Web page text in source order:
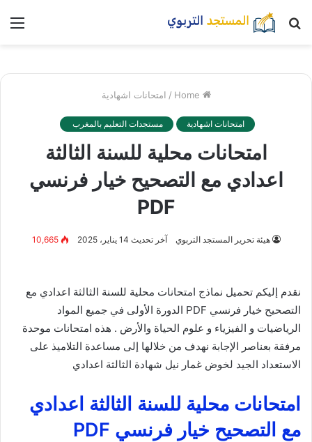
بحث
/ امتحانات اشهادية
امتحانات اشهادية مستجدات التعليم بالمغرب
امتحانات محلية للسنة الثالثة
اعدادي مع التصحيح خيار فرنسي
PDF
هيئة تحرير المستجد التربوي آخر تحديث 14 يناير، 2025 10,665
نقدم إليكم تحميل نماذج امتحانات محلية للسنة الثالثة اعدادي مع
التصحيح خيار فرنسي PDF الدورة الأولى في جميع المواد
الرياضيات و الفيزياء و علوم الحياة والأرض . هذه امتحانات موحدة
مرفقة بعناصر الإجابة نهدف من خلالها إلى مساعدة التلاميذ على
الاستعداد الجيد لخوض غمار نيل شهادة الثالثة اعدادي
امتحانات محلية للسنة الثالثة اعدادي
مع التصحيح خيار فرنسي PDF